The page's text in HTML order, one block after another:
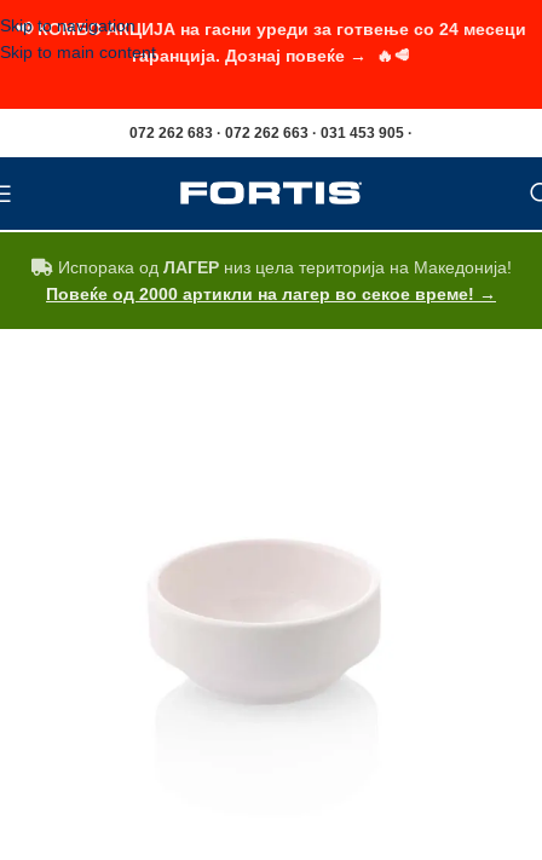
Skip to navigation
Skip to main content
072 262 683 · 072 262 663 · 031 453 905 ·
Испорака од ЛАГЕРниз цела територија на Македонија!
Повеќе од 2000 артикли на лагер во секое време! →
📢 КОМБО АКЦИЈА на гасни уреди за готвење со 24 месеци
гаранција. Дознај повеќе → 🔥🥩